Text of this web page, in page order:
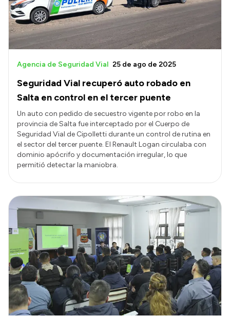
Seguridad Vial recuperó auto robado en
Salta en control en el tercer puente
Agencia de Seguridad Vial 25 de ago de 2025
Un auto con pedido de secuestro vigente por robo en la
provincia de Salta fue interceptado por el Cuerpo de
Seguridad Vial de Cipolletti durante un control de rutina en
el sector del tercer puente. El Renault Logan circulaba con
dominio apócrifo y documentación irregular, lo que
permitió detectar la maniobra.